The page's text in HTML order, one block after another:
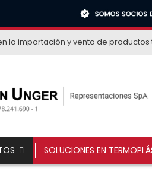
la importación y venta de
SOLUCIONES EN